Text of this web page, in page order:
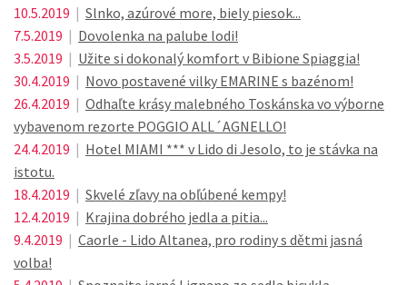
10.5.2019 | Slnko, azúrové more, biely piesok...
7.5.2019 | Dovolenka na palube lodi!
3.5.2019 | Užite si dokonalý komfort v Bibione Spiaggia!
30.4.2019 | Novo postavené vilky EMARINE s bazénom!
26.4.2019 | Odhaľte krásy malebného Toskánska vo výborne
vybavenom rezorte POGGIO ALL´AGNELLO!
24.4.2019 | Hotel MIAMI *** v Lido di Jesolo, to je stávka na
istotu.
18.4.2019 | Skvelé zľavy na obľúbené kempy!
12.4.2019 | Krajina dobrého jedla a pitia...
9.4.2019 | Caorle - Lido Altanea, pro rodiny s dětmi jasná
volba!